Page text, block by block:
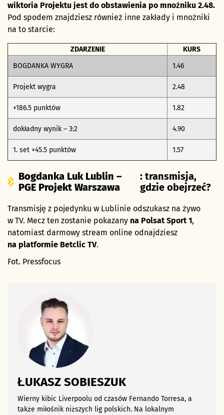
wiktoria Projektu jest do obstawienia po mnożniku 2.48.
Pod spodem znajdziesz również inne zakłady i mnożniki
na to starcie:
ZDARZENIE
KURS
BOGDANKA WYGRA
1.46
Projekt wygra 2.48
+186.5 punktów 1.82
dokładny wynik – 3:2 4.90
1. set +45.5 punktów 1.57
Bogdanka Luk Lublin –
PGE Projekt Warszawa
: transmisja,
gdzie obejrzeć?
Transmisję z pojedynku w Lublinie odszukasz na żywo
w TV. Mecz ten zostanie pokazany na Polsat Sport 1,
natomiast darmowy stream online odnajdziesz
na platformie Betclic TV.
Fot. Pressfocus
ŁUKASZ SOBIESZUK
Wierny kibic Liverpoolu od czasów Fernando Torresa, a
także miłośnik niższych lig polskich. Na lokalnym